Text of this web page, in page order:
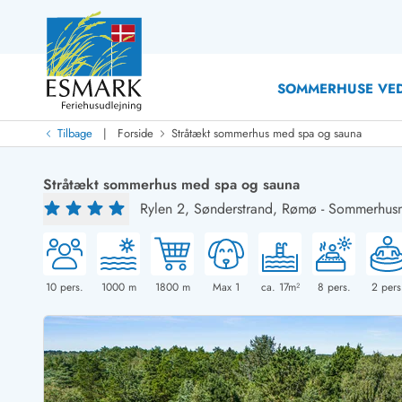
SOMMERHUSE
Last Minute
Last minute
Nyheder
Nyheder hos Esmark Med swimmingpoolSommerhuse med hund
Nyrenoverede sommerhuse
Sommerhuse med slutrengøring inklusive
Sommerhuse tæt ved vandet
Nybyggede sommerhuse
Sommerhuse med sauna
Røgfrie/ikke-ryger sommerhuse
Sommerhuse med udsigt
Feriehuse
Tilbage | Forside Stråtækt sommerhus med spa og sauna
Stråtækt sommerhus med spa og sauna
Rylen 2, Sønderstrand, Rømø -
10 pers. 1000m 1800m Max 1 ca. 17m² 8 pers. 2